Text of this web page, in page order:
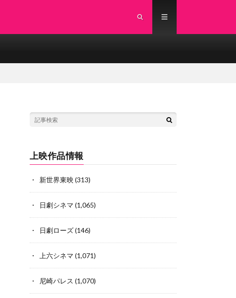
上映作品情報
新世界東映(313)
日劇シネマ (1,065)
日劇ローズ(146)
上六シネマ (1,071)
尼崎パレス (1,070)